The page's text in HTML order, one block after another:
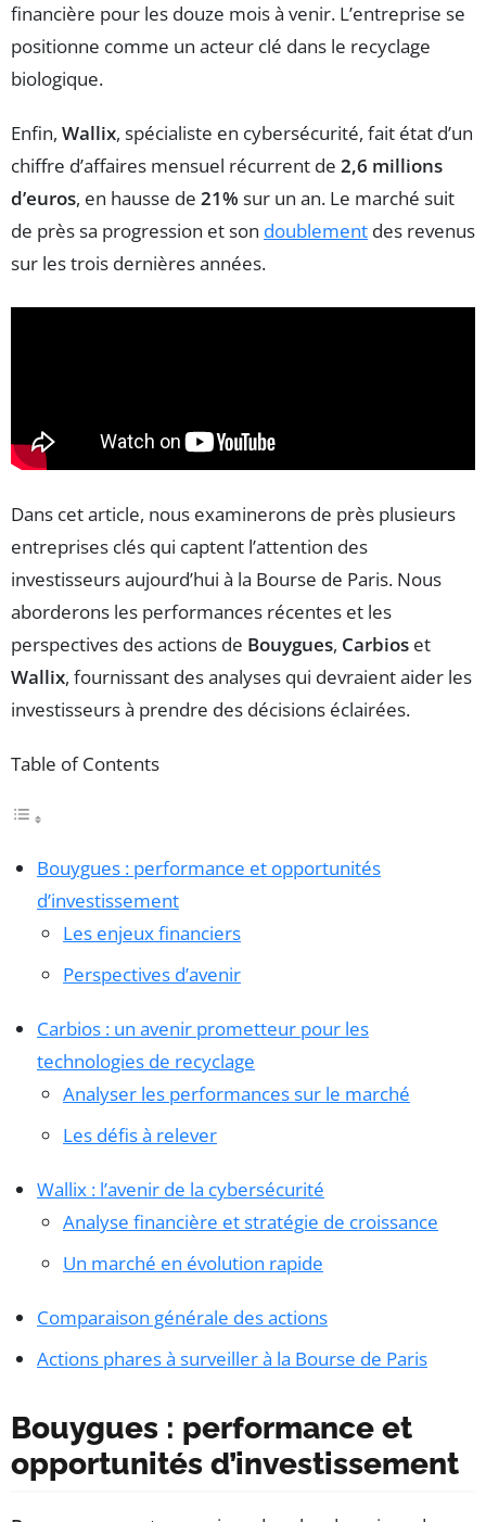
financière pour les douze mois à venir. L’entreprise se
positionne comme un acteur clé dans le recyclage
biologique.
Enfin, Wallix, spécialiste en cybersécurité, fait état d’un
chiffre d’affaires mensuel récurrent de 2,6 millions
d’euros, en hausse de 21% sur un an. Le marché suit
de près sa progression et son doublement des revenus
sur les trois dernières années.
Dans cet article, nous examinerons de près plusieurs
entreprises clés qui captent l’attention des
investisseurs aujourd’hui à la Bourse de Paris. Nous
aborderons les performances récentes et les
perspectives des actions de Bouygues, Carbios et
Wallix, fournissant des analyses qui devraient aider les
investisseurs à prendre des décisions éclairées.
Table of Contents
Bouygues : performance et opportunités
d’investissement
Les enjeux financiers
Perspectives d’avenir
Carbios : un avenir prometteur pour les
technologies de recyclage
Analyser les performances sur le marché
Les défis à relever
Wallix : l’avenir de la cybersécurité
Analyse financière et stratégie de croissance
Un marché en évolution rapide
Comparaison générale des actions
Actions phares à surveiller à la Bourse de Paris
Bouygues : performance et
opportunités d’investissement